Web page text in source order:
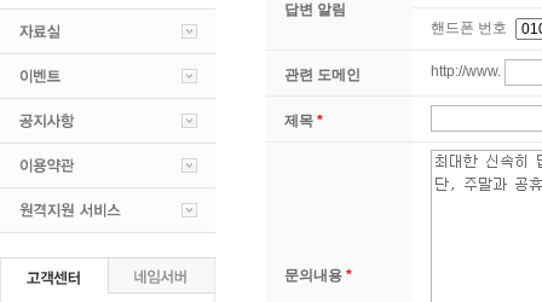
답변 알림
핸드폰 번호
관련 도메인 http://www.
제목 *
문의내용 *